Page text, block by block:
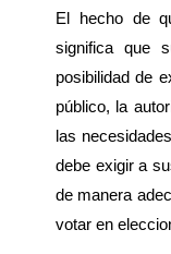
El hecho de
significa que
posibilidad de
público, la
las
debe exigir a
de manera
votar en